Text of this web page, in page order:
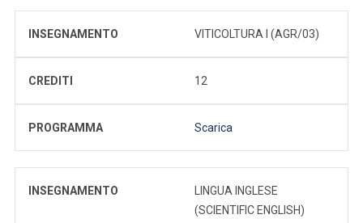
INSEGNAMENTO VITICOLTURA I (AGR/03)
CREDITI 12
PROGRAMMA Scarica
INSEGNAMENTO
LINGUA INGLESE
(SCIENTIFIC ENGLISH)